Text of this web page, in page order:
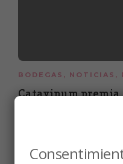
BODEGAS , NOTICIAS ,
Catavinum premia